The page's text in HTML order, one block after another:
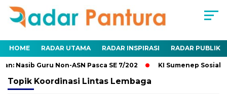
HOME RADAR UTAMA RADAR INSPIRASI RADAR PUBLIK
Nasib Guru Non-ASN Pasca SE 7/202 KI Sumenep
Topik Koordinasi Lintas Lembaga